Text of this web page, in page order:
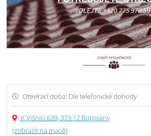
Otevírací doba: Dle telefonické dohody
K Višnici 639, 373 12 Borovany
(zobrazit na mapě)